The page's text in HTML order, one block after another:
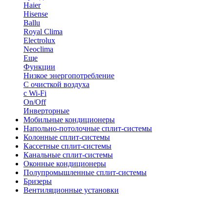
Haier
Hisense
Ballu
Royal Clima
Electrolux
Neoclima
Еще
Функции
Низкое энергопотребление
С очисткой воздуха
с Wi-Fi
On/Off
Инверторные
Мобильные кондиционеры
Напольно-потолоч​ные ​сплит-системы
Колонные ​​сплит-системы
Кассетные сплит-системы
Канальные сплит-системы
Оконные кондиционеры
Полупромышленные сплит-системы
Бризеры
Вентиляционные установки